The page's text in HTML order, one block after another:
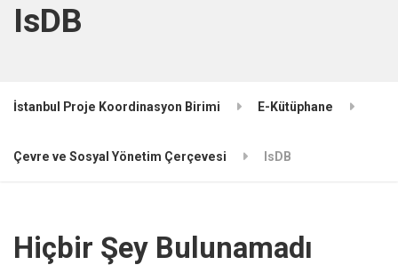
IsDB
İstanbul Proje Koordinasyon Birimi E-Kütüphane
Çevre ve Sosyal Yönetim Çerçevesi IsDB
Hiçbir Şey Bulunamadı